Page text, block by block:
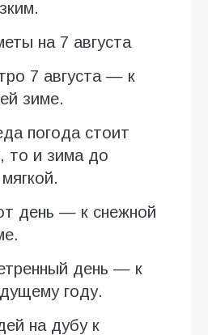
на 7 августа
7 августа — к
зиме.
погода стоит
то и зима до
день — к снежной
день — к
году.
на дубу к